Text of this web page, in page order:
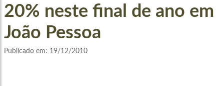
20% neste final de ano em
João Pessoa
Publicado em: 19/12/2010